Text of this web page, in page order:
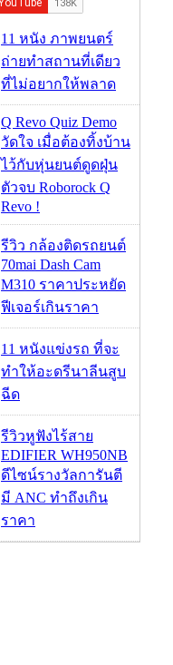
11 หนัง ภาพยนตร์
ถ่ายทำสถานที่เดียว
ที่ไม่อยากให้พลาด
Q Revo Quiz Demo
วัดใจ เมื่อต้องทิ้งบ้าน
ไว้กับหุ่นยนต์ดูดฝุ่น
ตัวจบ Roborock Q
Revo !
รีวิว กล้องติดรถยนต์
70mai Dash Cam
M310 ราคาประหยัด
ฟีเจอร์เกินราคา
11 หนังแข่งรถ ที่จะ
ทำให้อะดรีนาลีนสูบ
ฉีด
รีวิวหูฟังไร้สาย
EDIFIER WH950NB
ดีไซน์รางวัลการันตี
มี ANC ทำถึงเกิน
ราคา